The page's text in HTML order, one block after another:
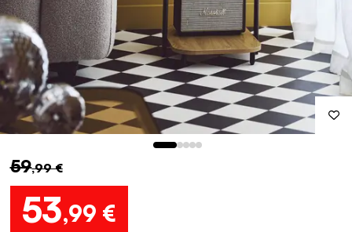
59,99 €
53,99 €